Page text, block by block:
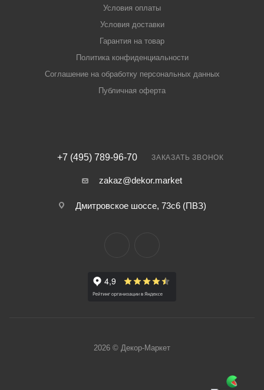
Условия оплаты
Условия доставки
Гарантия на товар
Политика конфиденциальности
Соглашение на обработку персональных данных
Публичная оферта
+7 (495) 789-96-70 ЗАКАЗАТЬ ЗВОНОК
zakaz@dekor.market
Дмитровское шоссе, 73с6 (ПВЗ)
2026 © Декор-Маркет